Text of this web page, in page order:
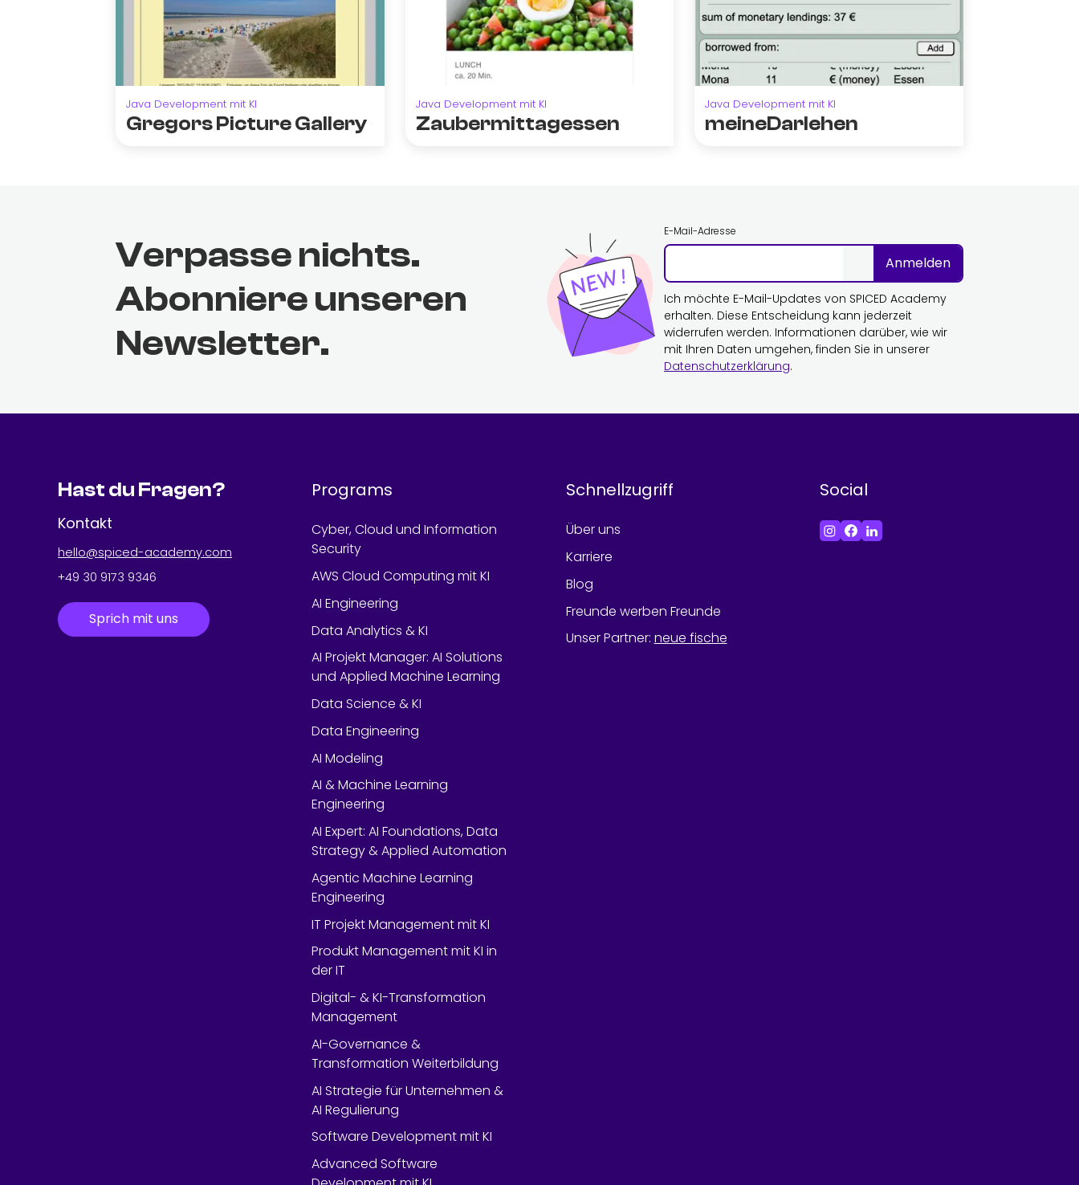
Java Development mit KI
Gregors Picture Gallery
Java Development mit KI
Zaubermittagessen
Java Development mit KI
meineDarlehen
Verpasse nichts.
Abonniere unseren
Newsletter.
E-Mail-Adresse
Anmelden
Ich möchte E-Mail-Updates von SPICED Academy
erhalten. Diese Entscheidung kann jederzeit
widerrufen werden. Informationen darüber, wie wir
mit Ihren Daten umgehen, finden Sie in unserer
Datenschutzerklärung.
Hast du Fragen?
Kontakt
hello@spiced-academy.com
+49 30 9173 9346
Sprich mit uns
Programs
Cyber, Cloud und Information
Security
AWS Cloud Computing mit KI
AI Engineering
Data Analytics & KI
AI Projekt Manager: AI Solutions
und Applied Machine Learning
Data Science & KI
Data Engineering
AI Modeling
AI & Machine Learning
Engineering
AI Expert: AI Foundations, Data
Strategy & Applied Automation
Agentic Machine Learning
Engineering
IT Projekt Management mit KI
Produkt Management mit KI in
der IT
Digital- & KI-Transformation
Management
AI-Governance &
Transformation Weiterbildung
AI Strategie für Unternehmen &
AI Regulierung
Software Development mit KI
Advanced Software
Schnellzugriff
Über uns
Karriere
Blog
Freunde werben Freunde
Unser Partner: neue fische
Social